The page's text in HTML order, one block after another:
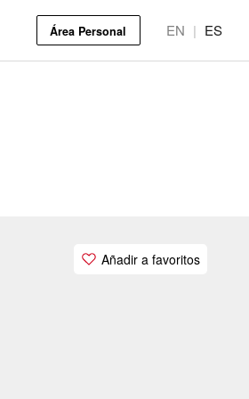
EN | ES
Área Personal
Añadir a favoritos